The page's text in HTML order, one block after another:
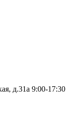
д.31а 9:00-17:30